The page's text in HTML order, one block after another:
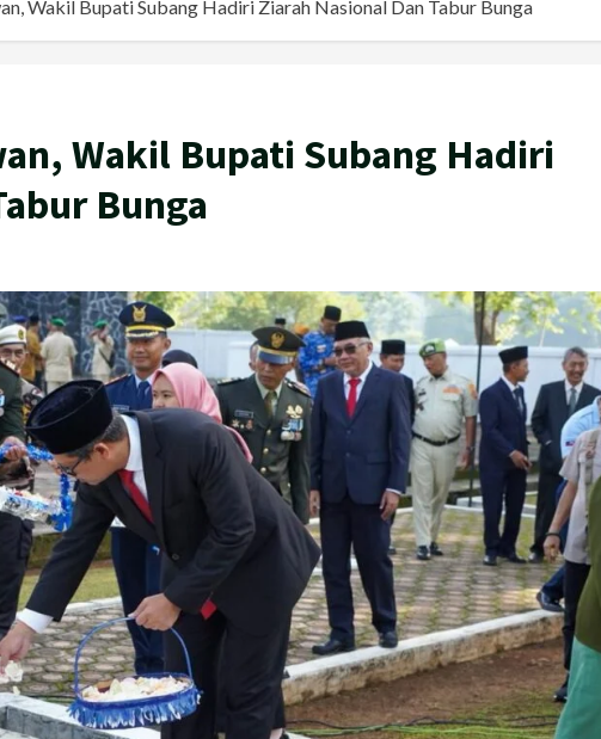
Wakil Bupati Subang Hadiri Ziarah Nasional Dan Tabur Bunga
Wakil Bupati Subang Hadiri
Bunga